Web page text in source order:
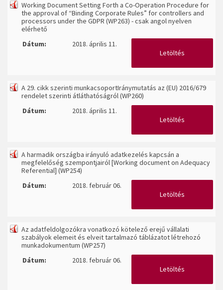
Working Document Setting Forth a Co-Operation Procedure for
the approval of “Binding Corporate Rules” for controllers and
processors under the GDPR (WP263) - csak angol nyelven
elérhető
Dátum:
2018. április 11.
Letöltés
A 29. cikk szerinti munkacsoportIránymutatás az (EU) 2016/679
rendelet szerinti átláthatóságról (WP260)
Dátum:
2018. április 11.
Letöltés
A harmadik országba irányuló adatkezelés kapcsán a
megfelelőség szempontjairól [Working document on Adequacy
Referential] (WP254)
Dátum:
2018. február 06.
Letöltés
Az adatfeldolgozókra vonatkozó kötelező erejű vállalati
szabályok elemeit és elveit tartalmazó táblázatot létrehozó
munkadokumentum (WP257)
Dátum:
2018. február 06.
Letöltés